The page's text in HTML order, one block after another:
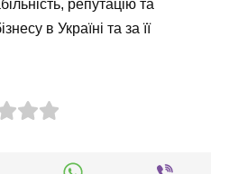
репутацію та
в Україні та за її